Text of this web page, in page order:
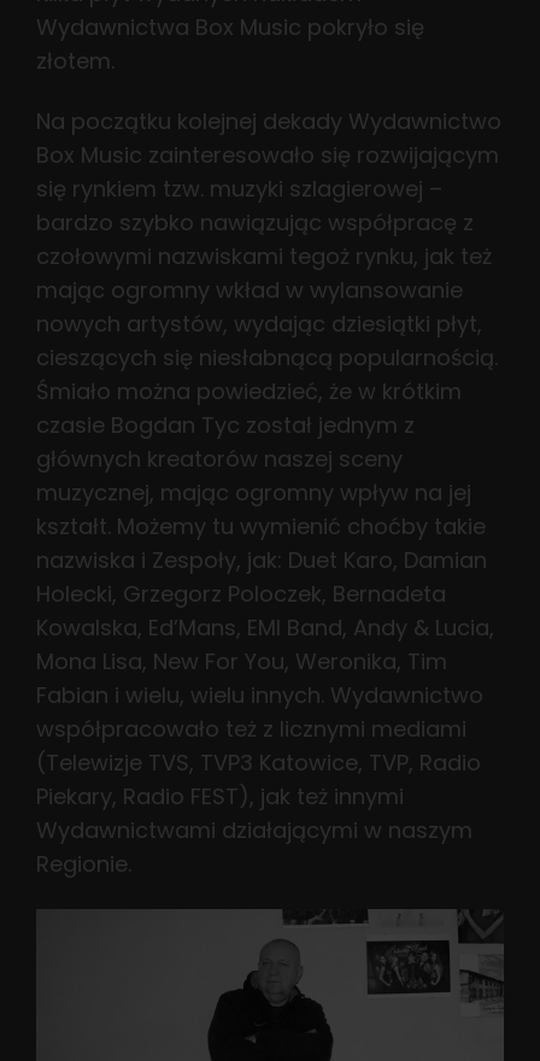
Wydawnictwa Box Music pokryło się
złotem.
Na początku kolejnej dekady Wydawnictwo
Box Music zainteresowało się rozwijającym
się rynkiem tzw. muzyki szlagierowej –
bardzo szybko nawiązując współpracę z
czołowymi nazwiskami tegoż rynku, jak też
mając ogromny wkład w wylansowanie
nowych artystów, wydając dziesiątki płyt,
cieszących się niesłabnącą popularnością.
Śmiało można powiedzieć, że w krótkim
czasie Bogdan Tyc został jednym z
głównych kreatorów naszej sceny
muzycznej, mając ogromny wpływ na jej
kształt. Możemy tu wymienić choćby takie
nazwiska i Zespoły, jak: Duet Karo, Damian
Holecki, Grzegorz Poloczek, Bernadeta
Kowalska, Ed’Mans, EMI Band, Andy & Lucia,
Mona Lisa, New For You, Weronika, Tim
Fabian i wielu, wielu innych. Wydawnictwo
współpracowało też z licznymi mediami
(Telewizje TVS, TVP3 Katowice, TVP, Radio
Piekary, Radio FEST), jak też innymi
Wydawnictwami działającymi w naszym
Regionie.